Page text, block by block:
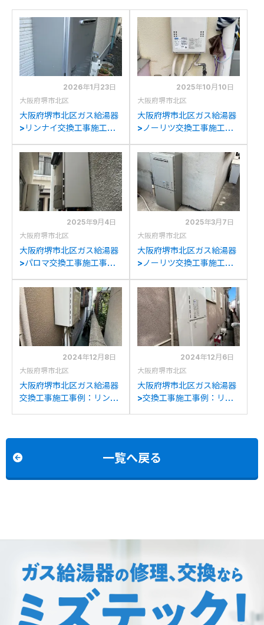
2026年1月23日
大阪府堺市北区
大阪府堺市北区ガス給湯器
>リンナイ交換工事施工事
E244AWDL(E)からリンナ
イRUF-K2406SAW(A)へ
の交換
2025年10月10日
大阪府堺市北区
大阪府堺市北区ガス給湯器
>ノーリツ交換工事施工事
からノーリツGQ-
1639WE-1への交換
2025年9月4日
大阪府堺市北区
大阪府堺市北区ガス給湯器
>パロマ交換工事施工事
V1615SAWからパロマFH-
E2022SAWLへの交換
2025年3月7日
大阪府堺市北区
大阪府堺市北区ガス給湯器
>ノーリツ交換工事施工事
1627SAWXからノーリツ
GT-C1672SAW BLへの交
換
2024年12月8日
大阪府堺市北区
大阪府堺市北区ガス給湯器
交換工事施工事例：リンナ
2024年12月6日
大阪府堺市北区
大阪府堺市北区ガス給湯器
>交換工事施工事例：リン
一覧へ戻る